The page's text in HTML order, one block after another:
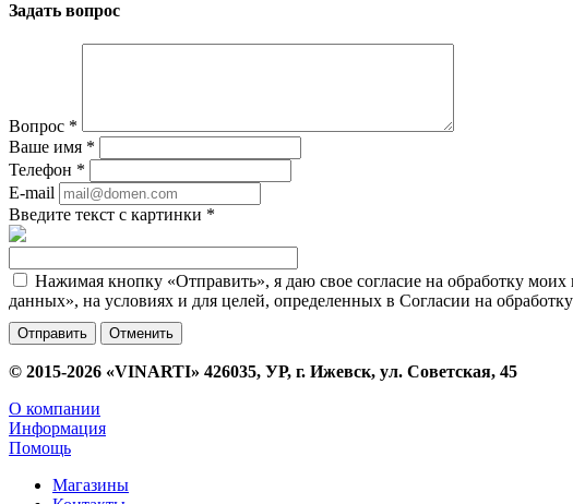
Задать вопрос
Вопрос *
Ваше имя *
Телефон *
E-mail
Введите текст с картинки *
Нажимая кнопку «Отправить», я даю свое согласие на обработку
данных», на условиях и для целей, определенных в Согласии на
Отменить
© 2015-2026 «VINARTI» 426035, УР, г. Ижевск, ул. Советская, 45
О компании
Информация
Помощь
Магазины